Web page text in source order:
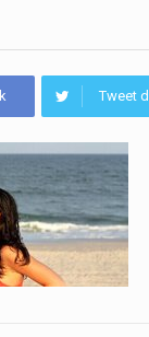
Tweet